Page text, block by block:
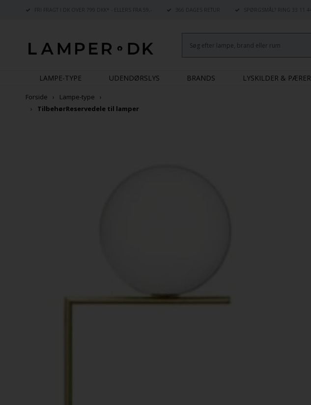
FRI FRAGT I DK OVER 799 DKK* - ELLERS FRA 59,- 366 DAGES RETUR SPØRGSMÅL? RING 33 11
LAMPE-TYPE UDENDØRSLYS BRANDS LYSKILDER & PÆRER
Forside
Lampe-type
TilbehørReservedele til lamper